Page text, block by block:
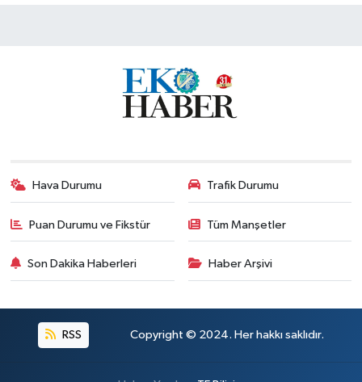
Hava Durumu Trafik Durumu
Puan Durumu ve Fikstür Tüm Manşetler
Son Dakika Haberleri Haber Arşivi
RSS Copyright © 2024. Her hakkı saklıdır.